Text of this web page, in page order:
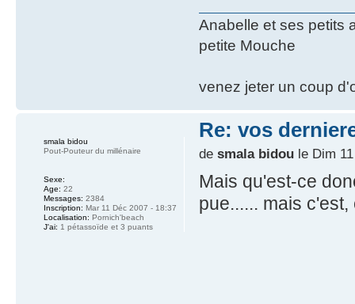
Anabelle et ses petits
petite Mouche
venez jeter un coup
Re: vos
de smala bidoule Dim 11
Mais qu'est-ce
pue...... mais c'est,
smala bidou
Pout-Pouteur du millénaire
Sexe:
Age: 22
Messages: 2384
Inscription: Mar 11 Déc 2007 - 18:37
Localisation: Pornich'beach
J'ai: 1 pétassoïde et 3 puants